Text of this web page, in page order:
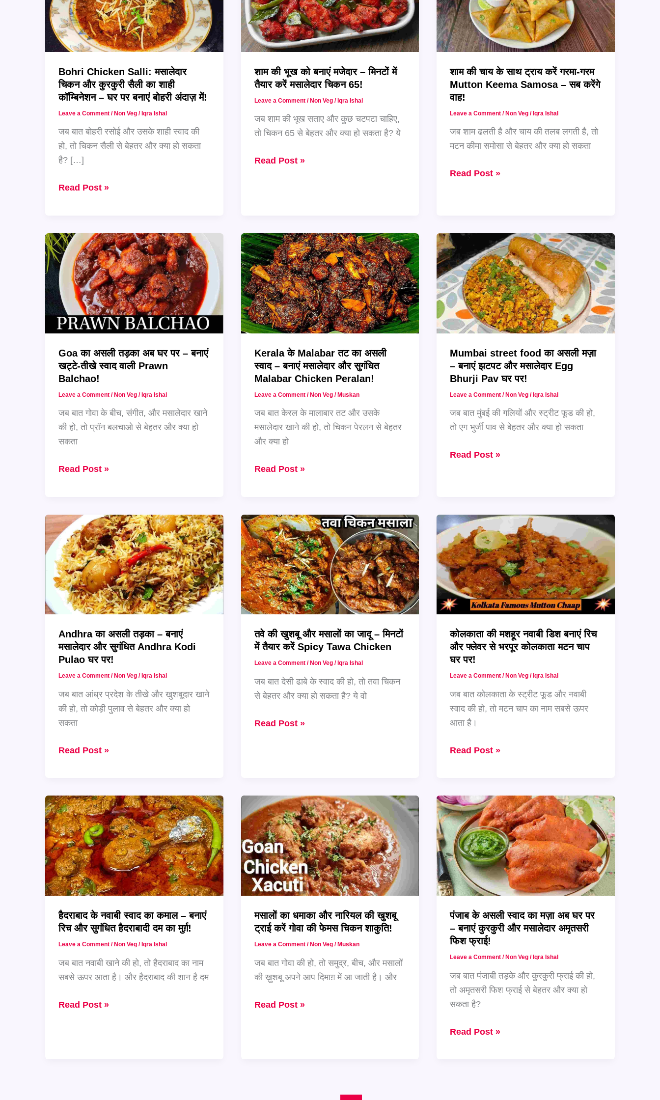
Bohri Chicken Salli: मसालेदार
चिकन और कुरकुरी सैली का शाही
कॉम्बिनेशन – घर पर बनाएं बोहरी अंदाज़ में!
Leave a Comment / Non Veg / Iqra Ishal
जब बात बोहरी रसोई और उसके शाही स्वाद की
हो, तो चिकन सैली से बेहतर और क्या हो सकता
है? […]
Bohri
चिकन
और
कुरकुरी
सैली
का
शाही
कॉम्बिनेशन
घर
पर
अंदाज़
में!
Read Post »
शाम की भूख को बनाएं मजेदार – मिनटों में
तैयार करें मसालेदार चिकन 65!
Leave a Comment / Non Veg/ Iqra Ishal
जब शाम की भूख सताए और कुछ चटपटा चाहिए,
तो चिकन 65 से बेहतर और क्या हो सकता है? ये
शाम
मजेदार
–
मिनटों
में
तैयार
करें
मसालेदार
चिकन
Read Post »
शाम की चाय के साथ ट्राय करें गरमा-गरम
Mutton Keema Samosa – सब करेंगे
वाह!
Leave a Comment / Non Veg / Iqra Ishal
जब शाम ढलती है और चाय की तलब लगती है, तो
मटन कीमा समोसा से बेहतर और क्या हो सकता
शाम
ट्राय
करें
गरमा-
गरम
Mutton
Keema
Samosa
सब
करेंगे
Read Post »
Goa का असली तड़का अब घर पर – बनाएं
खट्टे-तीखे स्वाद वाली Prawn
Balchao!
Leave a Comment /Non Veg /Iqra Ishal
जब बात गोवा के बीच, संगीत, और मसालेदार खाने
की हो, तो प्रॉन बलचाओ से बेहतर और क्या हो
सकता
Goa
अब
घर
पर
–
बनाएं
खट्टे-
वाली
Prawn
Read Post »
Kerala के Malabar तट का असली
स्वाद – बनाएं मसालेदार और सुगंधित
Malabar Chicken Peralan!
Leave a Comment /Non Veg/Muskan
जब बात केरल के मालाबार तट और उसके
मसालेदार खाने की हो, तो चिकन पेरलन से बेहतर
और क्या हो
Kerala
का
असली
स्वाद
–
बनाएं
मसालेदार
और
Malabar
Chicken
Peralan!
Read Post »
Mumbai street food का असली मज़ा
– बनाएं झटपट और मसालेदार Egg
Bhurji Pav घर पर!
Leave a Comment /Non Veg /Iqra Ishal
जब बात मुंबई की गलियों और स्ट्रीट फूड की हो,
तो एग भुर्जी पाव से बेहतर और क्या हो सकता
Mumbai
मज़ा
–
बनाएं
झटपट
और
मसालेदार
Egg
Pav
घर
Read Post »
Andhra का असली तड़का – बनाएं
मसालेदार और सुगंधित Andhra Kodi
Pulao घर पर!
Leave a Comment / Non Veg / Iqra Ishal
जब बात आंध्र प्रदेश के तीखे और खुशबूदार खाने
की हो, तो कोड़ी पुलाव से बेहतर और क्या हो
सकता
Andhra
–
बनाएं
मसालेदार
और
सुगंधित
Andhra
Kodi
घर
पर!
Read Post »
तवे की खुशबू और मसालों का जादू – मिनटों
में तैयार करें Spicy Tawa Chicken
Leave a Comment / Non Veg/ Iqra Ishal
जब बात देसी ढाबे के स्वाद की हो, तो तवा चिकन
से बेहतर और क्या हो सकता है? ये वो
तवे
का
जादू
मिनटों
में
तैयार
करें
Spicy
Tawa
Chicken
Read Post »
कोलकाता की मशहूर नवाबी डिश बनाएं रिच
और फ्लेवर से भरपूर कोलकाता मटन चाप
घर पर!
Leave a Comment / Non Veg / Iqra Ishal
जब बात कोलकाता के स्ट्रीट फूड और नवाबी
स्वाद की हो, तो मटन चाप का नाम सबसे ऊपर
आता है।
कोलकाता
डिश
बनाएं
रिच
और
फ्लेवर
से
भरपूर
मटन
चाप
Read Post »
हैदराबाद के नवाबी स्वाद का कमाल – बनाएं
रिच और सुगंधित हैदराबादी दम का मुर्ग़!
Leave a Comment / Non Veg / Iqra Ishal
जब बात नवाबी खाने की हो, तो हैदराबाद का नाम
सबसे ऊपर आता है। और हैदराबाद की शान है दम
हैदराबाद
Read Post »
मसालों का धमाका और नारियल की खुशबू
ट्राई करें गोवा की फेमस चिकन शाकुति!
Leave a Comment / Non Veg/ Muskan
जब बात गोवा की हो, तो समुद्र, बीच, और मसालों
की ख़ुशबू अपने आप दिमाग़ में आ जाती है। और
मसालों
Read Post »
पंजाब के असली स्वाद का मज़ा अब घर पर
– बनाएं कुरकुरी और मसालेदार अमृतसरी
फिश फ्राई!
Leave a Comment / Non Veg / Iqra Ishal
जब बात पंजाबी तड़के और कुरकुरी फ्राई की हो,
तो अमृतसरी फिश फ्राई से बेहतर और क्या हो
सकता है?
पंजाब
Read Post »